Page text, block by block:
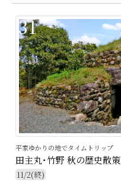
31
平家ゆかりの地でタイムトリップ
田主丸･竹野 秋の歴史散策
11/2(終)